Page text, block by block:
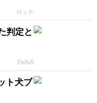
ロッテ
判定と
DeNA
ト犬ブ